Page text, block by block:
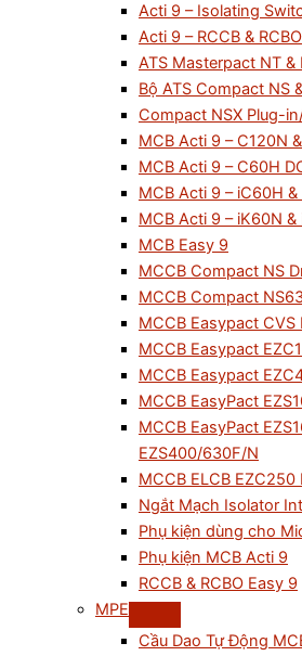
Acti 9 – Isolating
Acti 9 – RCCB & RCBO
ATS Masterpact NT &
Bộ ATS Compact NS
Compact NSX Plug-
MCB Acti 9 – C120N
MCB Acti 9 – C60H
MCB Acti 9 – iC60H
MCB Acti 9 – iK60N &
MCB Easy 9
MCCB Compact NS
MCCB Compact
MCCB Easypact CVS
MCCB Easypact
MCCB Easypact
MCCB EasyPact
MCCB EasyPact
EZS400/630F/N
MCCB ELCB EZC250
Ngắt Mạch Isolator
Phụ kiện dùng cho
Phụ kiện MCB Acti 9
RCCB & RCBO Easy 9
MPE
Cầu Dao Tự Động